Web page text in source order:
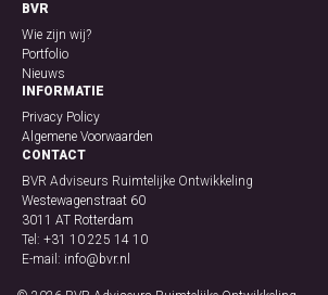
BVR
Wie zijn wij?
Portfolio
Nieuws
INFORMATIE
Privacy Policy
Algemene Voorwaarden
CONTACT
BVR Adviseurs Ruimtelijke Ontwikkeling
Westewagenstraat 60
3011 AT Rotterdam
Tel: +31 10 225 14 10
E-mail: info@bvr.nl